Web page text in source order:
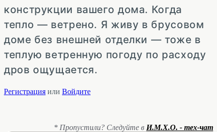
конструкции вашего дома. Когда
тепло — ветрено. Я живу в брусовом
доме без внешней отделки — тоже в
теплую ветренную погоду по расходу
дров ощущается.
Регистрация или Войдите
* Пропустили? Следуйте в И.М.Х.О. - тех-чат